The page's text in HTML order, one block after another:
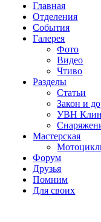
Главная
Отделения
События
Галерея
Фото
Видео
Чтиво
Разделы
Статьи
Закон и
УВН
Мастерская
Форум
Друзья
Помним
Для своих